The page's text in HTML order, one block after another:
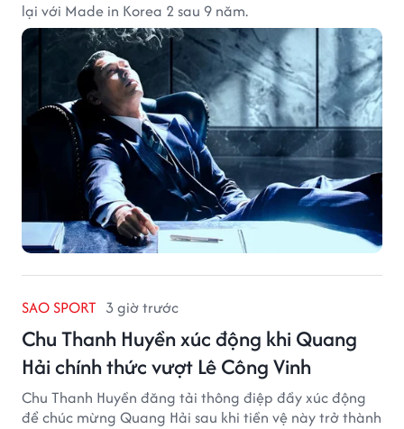
lại với Made in Korea 2 sau 9 năm.
SAO SPORT 3 giờ trước
Chu Thanh Huyền xúc động khi Quang
Hải chính thức vượt Lê Công Vinh
Chu Thanh Huyền đăng tải thông điệp đầy xúc động
để chúc mừng Quang Hải sau khi tiền vệ này trở thành